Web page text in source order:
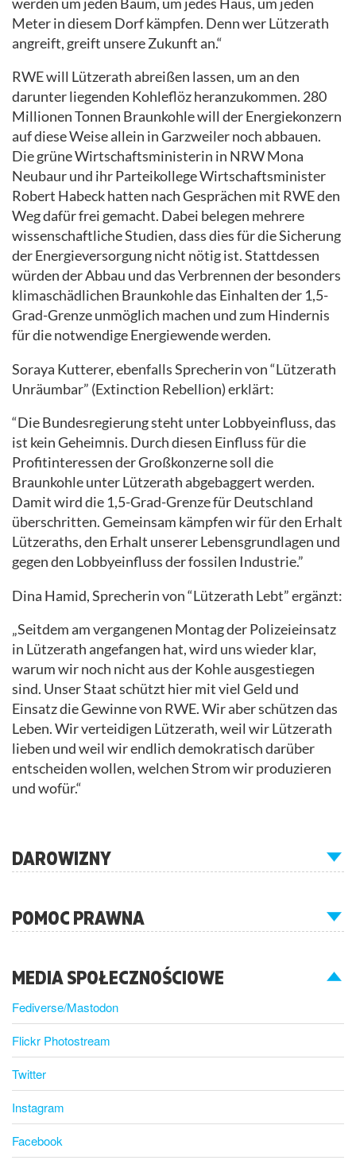
werden um jeden Baum, um jedes Haus, um jeden
Meter in diesem Dorf kämpfen. Denn wer Lützerath
angreift, greift unsere Zukunft an.“
RWE will Lützerath abreißen lassen, um an den
darunter liegenden Kohleflöz heranzukommen. 280
Millionen Tonnen Braunkohle will der Energiekonzern
auf diese Weise allein in Garzweiler noch abbauen.
Die grüne Wirtschaftsministerin in NRW Mona
Neubaur und ihr Parteikollege Wirtschaftsminister
Robert Habeck hatten nach Gesprächen mit RWE den
Weg dafür frei gemacht. Dabei belegen mehrere
wissenschaftliche Studien, dass dies für die Sicherung
der Energieversorgung nicht nötig ist. Stattdessen
würden der Abbau und das Verbrennen der besonders
klimaschädlichen Braunkohle das Einhalten der 1,5-
Grad-Grenze unmöglich machen und zum Hindernis
für die notwendige Energiewende werden.
Soraya Kutterer, ebenfalls Sprecherin von “Lützerath
Unräumbar” (Extinction Rebellion) erklärt:
“Die Bundesregierung steht unter Lobbyeinfluss, das
ist kein Geheimnis. Durch diesen Einfluss für die
Profitinteressen der Großkonzerne soll die
Braunkohle unter Lützerath abgebaggert werden.
Damit wird die 1,5-Grad-Grenze für Deutschland
überschritten. Gemeinsam kämpfen wir für den Erhalt
Lützeraths, den Erhalt unserer Lebensgrundlagen und
gegen den Lobbyeinfluss der fossilen Industrie.”
Dina Hamid, Sprecherin von “Lützerath Lebt” ergänzt:
„Seitdem am vergangenen Montag der Polizeieinsatz
in Lützerath angefangen hat, wird uns wieder klar,
warum wir noch nicht aus der Kohle ausgestiegen
sind. Unser Staat schützt hier mit viel Geld und
Einsatz die Gewinne von RWE. Wir aber schützen das
Leben. Wir verteidigen Lützerath, weil wir Lützerath
lieben und weil wir endlich demokratisch darüber
entscheiden wollen, welchen Strom wir produzieren
und wofür.“
DAROWIZNY
POMOC PRAWNA
MEDIA SPOŁECZNOŚCIOWE
Fediverse/Mastodon
Flickr Photostream
Twitter
Instagram
Facebook